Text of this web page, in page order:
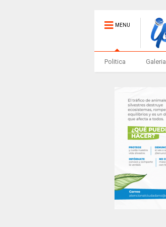
MENU
Politica Galeria